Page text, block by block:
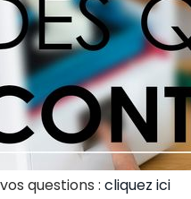
questions : cliquez ici